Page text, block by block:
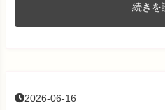
続きを
2026-06-16